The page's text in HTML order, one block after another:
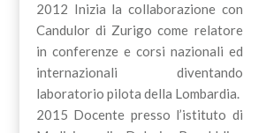
2012 Inizia la collaborazione con
Candulor di Zurigo come relatore
in conferenze e corsi nazionali ed
internazionali diventando
laboratorio pilota della Lombardia.
2015 Docente presso l’istituto di